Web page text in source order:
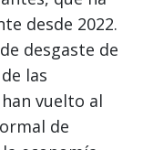
desde 2022.
desgaste de
las
vuelto al
de